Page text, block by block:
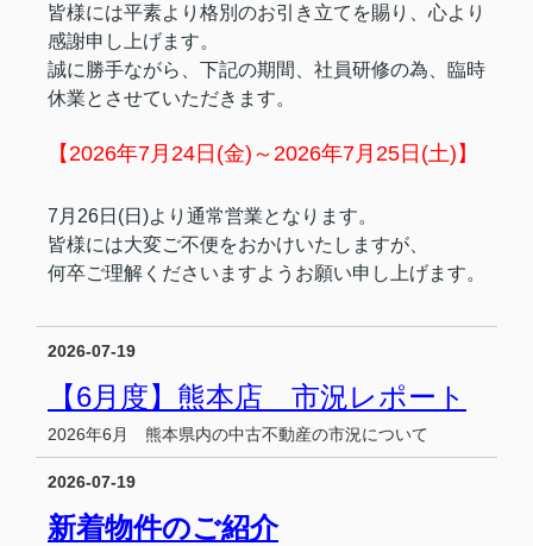
皆様には平素より格別のお引き立てを賜り、心より
感謝申し上げます。
誠に勝手ながら、下記の期間、社員研修の為、臨時
休業とさせていただきます。
【2026年7月24日(金)～2026年7月25日(土)】
7月26日(日)より通常営業となります。
皆様には大変ご不便をおかけいたしますが、
何卒ご理解くださいますようお願い申し上げます。
2026-07-19
【6月度】熊本店 市況レポート
2026年6月 熊本県内の中古不動産の市況について
2026-07-19
新着物件のご紹介